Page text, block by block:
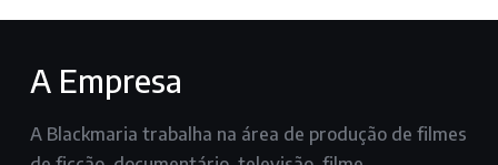
A Empresa
A Blackmaria trabalha na área de produção de filmes